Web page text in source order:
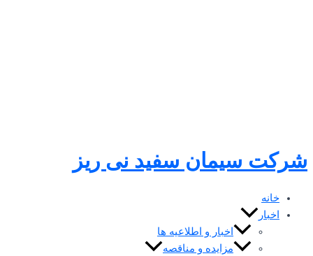
شرکت سیمان سفید نی ریز
خانه
اخبار
اخبار و اطلاعیه ها
مزایده و مناقصه